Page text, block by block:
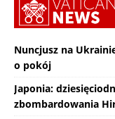
Nuncjusz na
o pokój
Japonia:
zbombardowania